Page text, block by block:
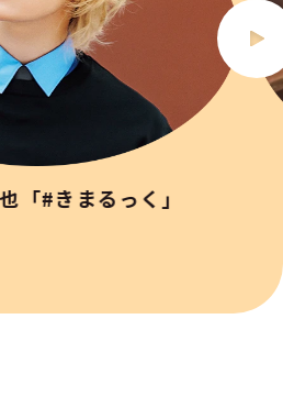
「#きまるっく」